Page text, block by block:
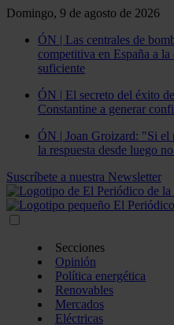
Domingo, 9 de agosto de 2026
ÓN | Las centrales de
competitiva en España a
suficiente
ÓN | El secreto del éxito
Constantine a generar
ÓN | Joan Groizard: "Si el
la respuesta desde luego
Suscríbete a nuestra Newsletter
Secciones
Opinión
Política energética
Renovables
Mercados
Eléctricas